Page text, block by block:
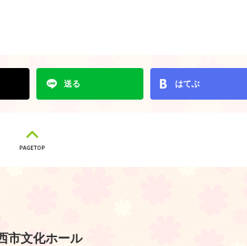
送る はてぶ
市文化ホール